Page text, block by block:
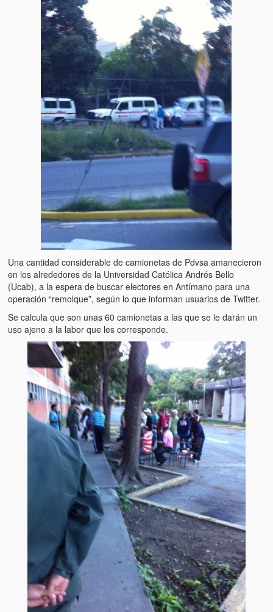
Una cantidad considerable de camionetas de Pdvsa amanecieron
en los alrededores de la Universidad Católica Andrés Bello
(Ucab), a la espera de buscar electores en Antímano para una
operación “remolque”, según lo que informan usuarios de Twitter.
Se calcula que son unas 60 camionetas a las que se le darán un
uso ajeno a la labor que les corresponde.